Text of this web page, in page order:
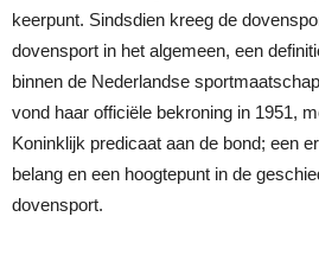
keerpunt. Sindsdien kreeg de
dovensport in het algemeen, een
binnen de Nederlandse
vond haar officiële bekroning in 1951,
Koninklijk predicaat aan de bond; een
belang en een hoogtepunt in de
dovensport.